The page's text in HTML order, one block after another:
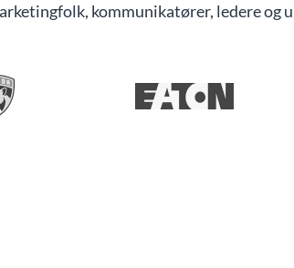
kommunikatører, ledere og